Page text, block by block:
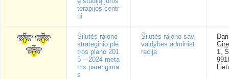
terapijos centr
ui
Šilutės rajono
strateginio plė
tros plano 201
5 – 2024 meta
ms parengima
s
Šilutės rajono savi
valdybės administ
racija
1,